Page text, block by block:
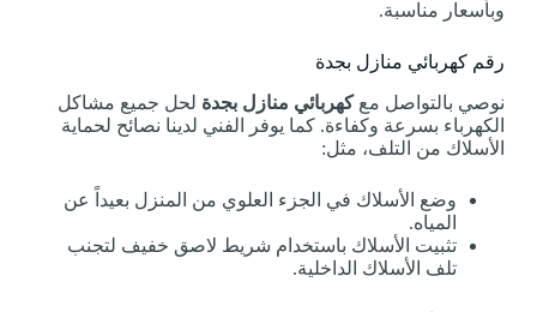
وبأسعار مناسبة.
رقم كهربائي منازل بجدة
نوصي بالتواصل معكهربائي منازل بجدة لحل جميع مشاكل
الكهرباء بسرعة وكفاءة. كما يوفر الفني لدينا نصائح لحماية
الأسلاك من التلف، مثل:
وضع الأسلاك في الجزء العلوي من المنزل بعيداً عن
المياه.
تثبيت الأسلاك باستخدام شريط لاصق خفيف لتجنب
تلف الأسلاك الداخلية.